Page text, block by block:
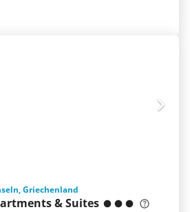
Griechenland
& Suites